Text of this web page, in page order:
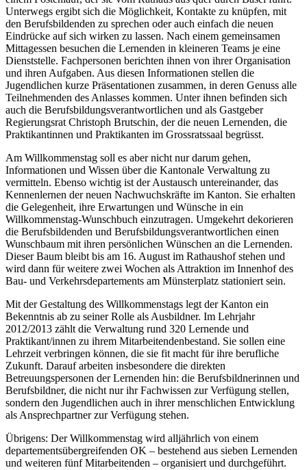
Unterwegs ergibt sich die Möglichkeit, Kontakte zu knüpfen, mit
den Berufsbildenden zu sprechen oder auch einfach die neuen
Eindrücke auf sich wirken zu lassen. Nach einem gemeinsamen
Mittagessen besuchen die Lernenden in kleineren Teams je eine
Dienststelle. Fachpersonen berichten ihnen von ihrer Organisation
und ihren Aufgaben. Aus diesen Informationen stellen die
Jugendlichen kurze Präsentationen zusammen, in deren Genuss alle
Teilnehmenden des Anlasses kommen. Unter ihnen befinden sich
auch die Berufsbildungsverantwortlichen und als Gastgeber
Regierungsrat Christoph Brutschin, der die neuen Lernenden, die
Praktikantinnen und Praktikanten im Grossratssaal begrüsst.
Am Willkommenstag soll es aber nicht nur darum gehen,
Informationen und Wissen über die Kantonale Verwaltung zu
vermitteln. Ebenso wichtig ist der Austausch untereinander, das
Kennenlernen der neuen Nachwuchskräfte im Kanton. Sie erhalten
die Gelegenheit, ihre Erwartungen und Wünsche in ein
Willkommenstag-Wunschbuch einzutragen. Umgekehrt dekorieren
die Berufsbildenden und Berufsbildungsverantwortlichen einen
Wunschbaum mit ihren persönlichen Wünschen an die Lernenden.
Dieser Baum bleibt bis am 16. August im Rathaushof stehen und
wird dann für weitere zwei Wochen als Attraktion im Innenhof des
Bau- und Verkehrsdepartements am Münsterplatz stationiert sein.
Mit der Gestaltung des Willkommenstags legt der Kanton ein
Bekenntnis ab zu seiner Rolle als Ausbildner. Im Lehrjahr
2012/2013 zählt die Verwaltung rund 320 Lernende und
Praktikant/innen zu ihrem Mitarbeitendenbestand. Sie sollen eine
Lehrzeit verbringen können, die sie fit macht für ihre berufliche
Zukunft. Darauf arbeiten insbesondere die direkten
Betreuungspersonen der Lernenden hin: die Berufsbildnerinnen und
Berufsbildner, die nicht nur ihr Fachwissen zur Verfügung stellen,
sondern den Jugendlichen auch in ihrer menschlichen Entwicklung
als Ansprechpartner zur Verfügung stehen.
Übrigens: Der Willkommenstag wird alljährlich von einem
departementsübergreifenden OK – bestehend aus sieben Lernenden
und weiteren fünf Mitarbeitenden – organisiert und durchgeführt.